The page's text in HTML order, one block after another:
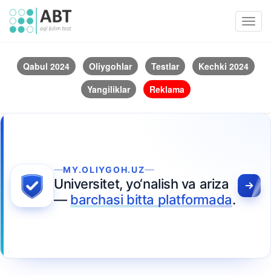
Qabul 2024 Oliygohlar Testlar
Kechki 2024
Yangiliklar
Reklama
MY.OLIYGOH.UZ
Universitet, yo‘nalish va ariza
— barchasi bitta platformada.